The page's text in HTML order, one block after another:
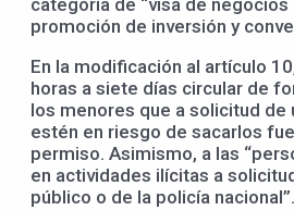
categoría de “visa de negocios
promoción de inversión y
En la modificación al artículo
horas a siete días circular de
los menores que a solicitud de
estén en riesgo de sacarlos
permiso. Asimismo, a las
en actividades ilícitas a
público o de la policía nacional”.